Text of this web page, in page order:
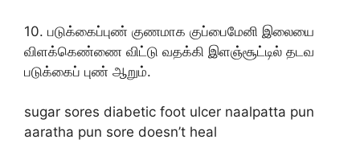
10. படுக்கைப்புண் குணமாக குப்பைமேனி இலையை
விளக்கெண்ணை விட்டு வதக்கி இளஞ்சூட்டில் தடவ
படுக்கைப் புண் ஆறும்.
sugar sores diabetic foot ulcer naalpatta pun
aaratha pun sore doesn’t heal